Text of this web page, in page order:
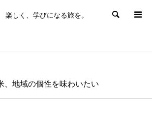
楽しく、学びになる旅を。 検索
、地域の個性を味わいたい